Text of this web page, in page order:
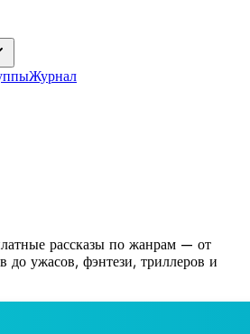
Журнал
рассказы по жанрам — от
до ужасов, фэнтези, триллеров и